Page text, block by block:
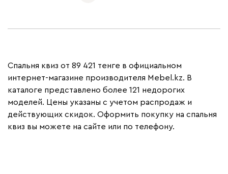
Спальня квиз от 89 421 тенге в официальном
интернет-магазине производителя Mebel.kz. В
каталоге представлено более 121 недорогих
моделей. Цены указаны с учетом распродаж и
действующих скидок. Оформить покупку на спальня
квиз вы можете на сайте или по телефону.